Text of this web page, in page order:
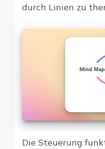
durch Linien zu
Die Steuerung